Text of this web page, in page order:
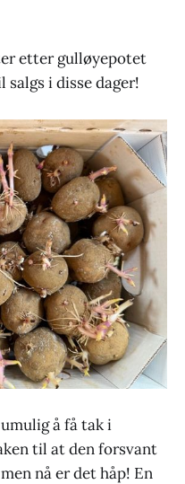
etter gulløyepotet
i disse dager!
å få tak i
til at den forsvant
nå er det håp! En